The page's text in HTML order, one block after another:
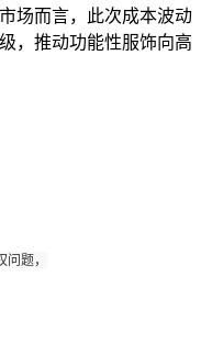
场而言，此次成本波动
，推动功能性服饰向高
题，